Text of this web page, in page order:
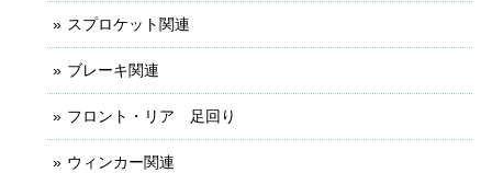
スプロケット関連
ブレーキ関連
フロント・リア 足回り
ウィンカー関連